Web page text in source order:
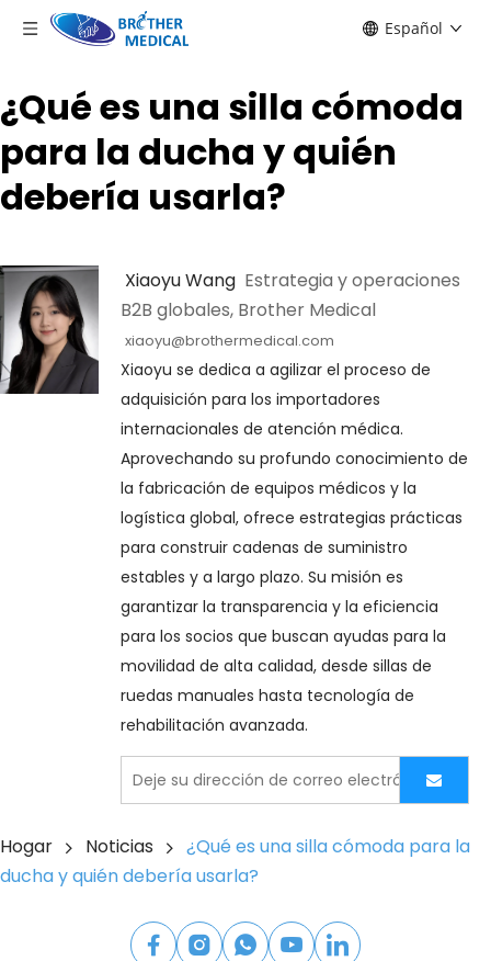
Español
¿Qué es una silla cómoda
para la ducha y quién
debería usarla?
Xiaoyu Wang Estrategia y operaciones
B2B globales, Brother Medical
xiaoyu@brothermedical.com
Xiaoyu se dedica a agilizar el proceso de
adquisición para los importadores
internacionales de atención médica.
Aprovechando su profundo conocimiento de
la fabricación de equipos médicos y la
logística global, ofrece estrategias prácticas
para construir cadenas de suministro
estables y a largo plazo. Su misión es
garantizar la transparencia y la eficiencia
para los socios que buscan ayudas para la
movilidad de alta calidad, desde sillas de
ruedas manuales hasta tecnología de
rehabilitación avanzada.
Hogar Noticias
¿Qué es una silla cómoda para la
ducha y quién debería usarla?